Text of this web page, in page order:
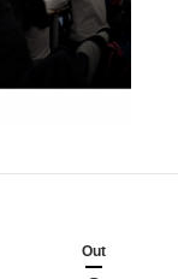
Out